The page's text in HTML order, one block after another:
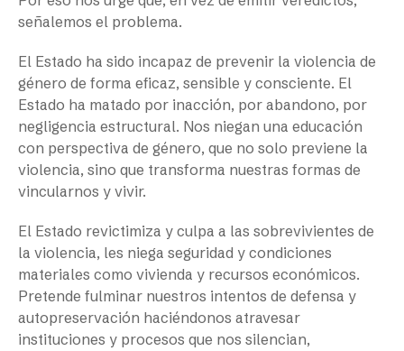
señalemos el problema.
El Estado ha sido incapaz de prevenir la violencia de
género de forma eficaz, sensible y consciente. El
Estado ha matado por inacción, por abandono, por
negligencia estructural. Nos niegan una educación
con perspectiva de género, que no solo previene la
violencia, sino que transforma nuestras formas de
vincularnos y vivir.
El Estado revictimiza y culpa a las sobrevivientes de
la violencia, les niega seguridad y condiciones
materiales como vivienda y recursos económicos.
Pretende fulminar nuestros intentos de defensa y
autopreservación haciéndonos atravesar
instituciones y procesos que nos silencian,